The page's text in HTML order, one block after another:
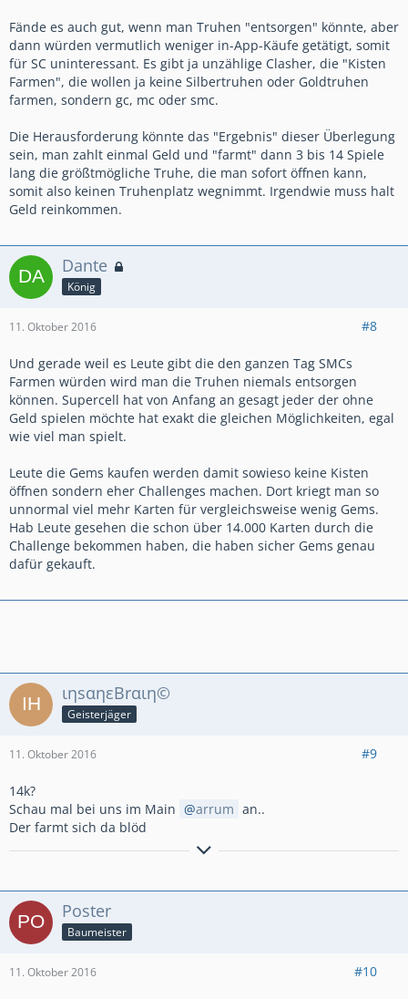
Fände es auch gut, wenn man Truhen "entsorgen" könnte, aber
dann würden vermutlich weniger in-App-Käufe getätigt, somit
für SC uninteressant. Es gibt ja unzählige Clasher, die "Kisten
Farmen", die wollen ja keine Silbertruhen oder Goldtruhen
farmen, sondern gc, mc oder smc.
Die Herausforderung könnte das "Ergebnis" dieser Überlegung
sein, man zahlt einmal Geld und "farmt" dann 3 bis 14 Spiele
lang die größtmögliche Truhe, die man sofort öffnen kann,
somit also keinen Truhenplatz wegnimmt. Irgendwie muss halt
Geld reinkommen.
Dante
König
11. Oktober 2016 #8
Und gerade weil es Leute gibt die den ganzen Tag SMCs
Farmen würden wird man die Truhen niemals entsorgen
können. Supercell hat von Anfang an gesagt jeder der ohne
Geld spielen möchte hat exakt die gleichen Möglichkeiten, egal
wie viel man spielt.
Leute die Gems kaufen werden damit sowieso keine Kisten
öffnen sondern eher Challenges machen. Dort kriegt man so
unnormal viel mehr Karten für vergleichsweise wenig Gems.
Hab Leute gesehen die schon über 14.000 Karten durch die
Challenge bekommen haben, die haben sicher Gems genau
dafür gekauft.
ιηsαηεΒrαιη©
Geisterjäger
11. Oktober 2016 #9
14k?
Schau mal bei uns im Main
arrum an..
Der farmt sich da blöd
______________________________________________
|>>>Krauts© stellen sich vor... Klick!<<<|
______________________________________________
Poster
Baumeister
11. Oktober 2016 #10